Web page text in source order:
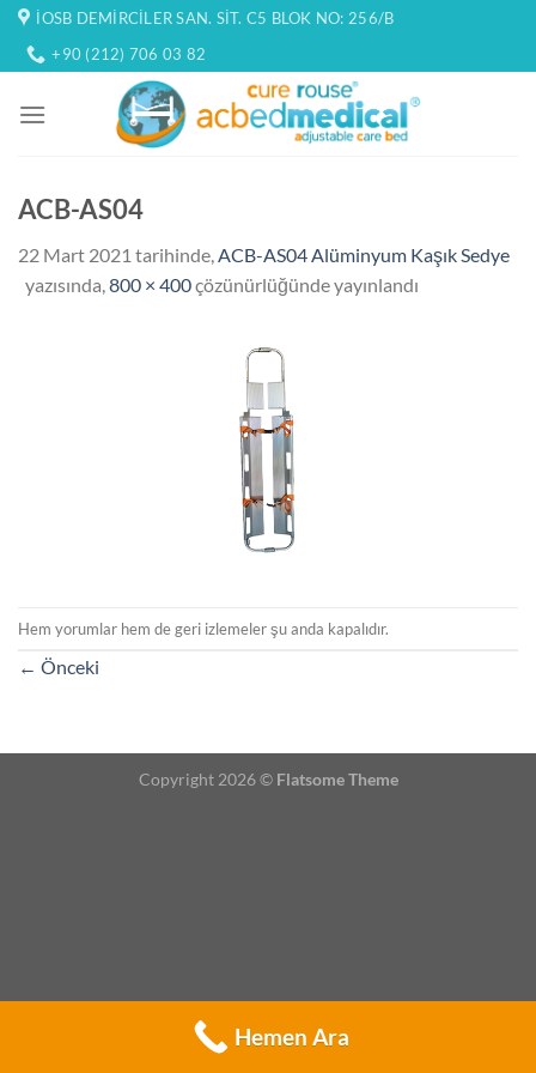
İçeriğe
atla
İOSB DEMIRCILER SAN. SIT. C5 BLOK NO: 256/B
+90 (212) 706 03 82
ACB-AS04
22 Mart 2021 tarihinde,ACB-AS04 Alüminyum Kaşık Sedye
yazısında,800 × 400çözünürlüğünde yayınlandı
Hem yorumlar hem de geri izlemeler şu anda kapalıdır.
← Önceki
Copyright 2026 © Flatsome Theme
Hemen Ara